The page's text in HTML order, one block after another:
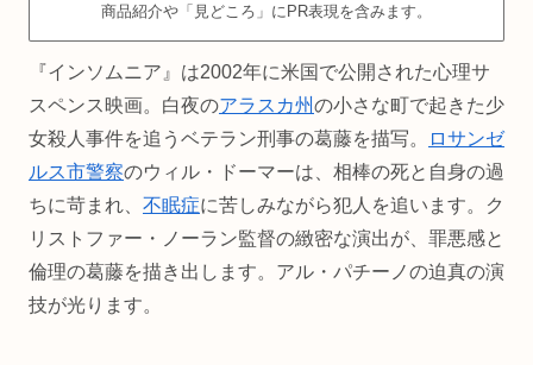
商品紹介や「見どころ」にPR表現を含みます。
『インソムニア』は2002年に米国で公開された心理サ
スペンス映画。白夜のアラスカ州の小さな町で起きた少
女殺人事件を追うベテラン刑事の葛藤を描写。
ロサンゼ
ルス市警察のウィル・ドーマーは、相棒の死と自身の過
ちに苛まれ、 不眠症に苦しみながら犯人を追います。ク
リストファー・ノーラン監督の緻密な演出が、罪悪感と
倫理の葛藤を描き出します。アル・パチーノの迫真の演
技が光ります。